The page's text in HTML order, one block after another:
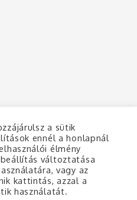
941
a sütik
ennél a honlapnál
élmény
beállítás változtatása
vagy az
kattintás, azzal a
használatát.